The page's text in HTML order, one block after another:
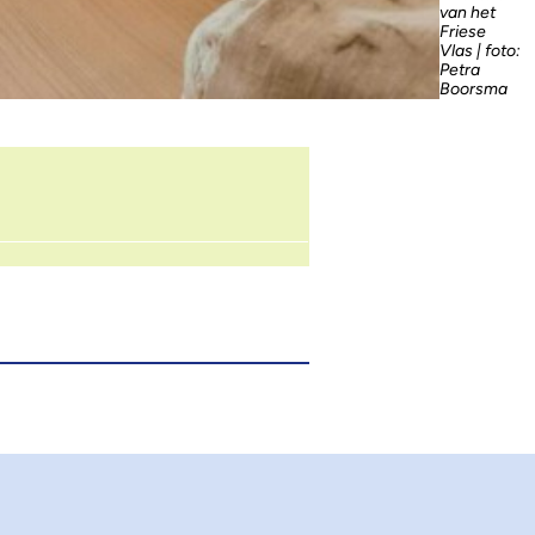
van het
Friese
Vlas | foto:
Petra
Boorsma